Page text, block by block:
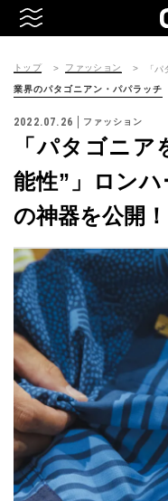
トップ ファッション 「
業界のパタゴニアン・パパラッチ
2022.07.26 ファッション
「パタゴニ
能性”」ロン
の神器を公開！